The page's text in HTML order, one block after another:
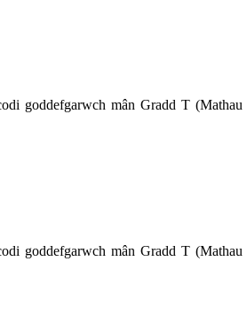
goddefgarwch mân Gradd T
goddefgarwch mân Gradd T